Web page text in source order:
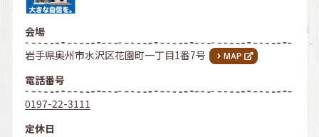
会場
岩手県奥州市水沢区花園町一丁目1番7号
電話番号
0197-22-3111
定休日